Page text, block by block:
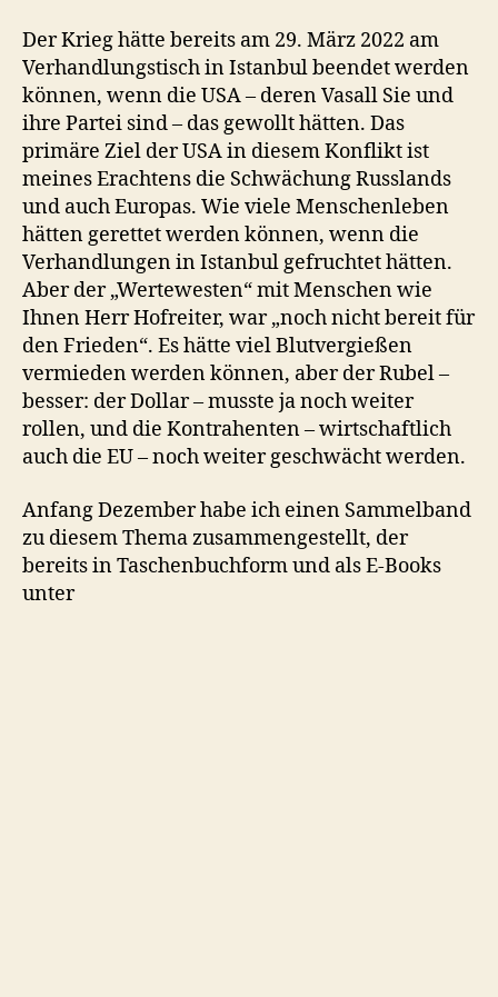
Der Krieg hätte bereits am 29. März 2022 am
Verhandlungstisch in Istanbul beendet werden
können, wenn die USA – deren Vasall Sie und
ihre Partei sind – das gewollt hätten. Das
primäre Ziel der USA in diesem Konflikt ist
meines Erachtens die Schwächung Russlands
und auch Europas. Wie viele Menschenleben
hätten gerettet werden können, wenn die
Verhandlungen in Istanbul gefruchtet hätten.
Aber der „Wertewesten“ mit Menschen wie
Ihnen Herr Hofreiter, war „noch nicht bereit für
den Frieden“. Es hätte viel Blutvergießen
vermieden werden können, aber der Rubel –
besser: der Dollar – musste ja noch weiter
rollen, und die Kontrahenten – wirtschaftlich
auch die EU – noch weiter geschwächt werden.
Anfang Dezember habe ich einen Sammelband
zu diesem Thema zusammengestellt, der
bereits in Taschenbuchform und als E-Books
unter